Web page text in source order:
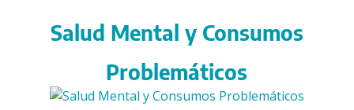
Salud Mental y Consumos
Problemáticos